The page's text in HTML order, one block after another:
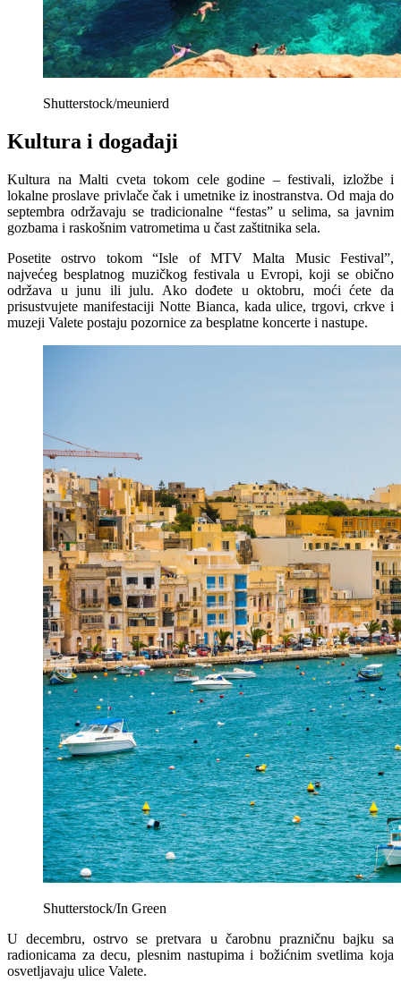
Shutterstock/meunierd
Kultura i događaji
Kultura na Malti cveta tokom cele godine – festivali, izložbe i
lokalne proslave privlače čak i umetnike iz inostranstva. Od maja do
septembra održavaju se tradicionalne “festas” u selima, sa javnim
gozbama i raskošnim vatrometima u čast zaštitnika sela.
Posetite ostrvo tokom “Isle of MTV Malta Music Festival”,
najvećeg besplatnog muzičkog festivala u Evropi, koji se obično
održava u junu ili julu. Ako dođete u oktobru, moći ćete da
prisustvujete manifestaciji Notte Bianca, kada ulice, trgovi, crkve i
muzeji Valete postaju pozornice za besplatne koncerte i nastupe.
Shutterstock/In Green
U decembru, ostrvo se pretvara u čarobnu prazničnu bajku sa
radionicama za decu, plesnim nastupima i božićnim svetlima koja
osvetljavaju ulice Valete.